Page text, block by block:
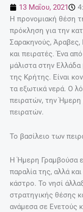
13 Μαΐου, 2021
Η προνομιακή θέση
πρόκληση για την
Σαρακηνούς, Άραβες,
και πειρατές. Ένα
μάλιστα στην
της Κρήτης. Είναι
τα εξωτικά νερά. Ο
πειρατών, την Ήμερη
πειρατών.
Το βασίλειο των
Η Ήμερη Γραμβούσα
παραλία της, αλλά
κάστρο. Το νησί
στρατηγικής θέσης
ανάμεσα σε Ενετούς